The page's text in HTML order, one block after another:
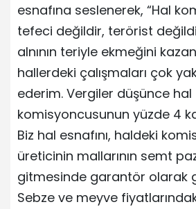
esnafına seslenerek, “Hal
tefeci değildir, terörist
alnının teriyle ekmeğini
hallerdeki çalışmaları çok
ederim. Vergiler düşünce hal
komisyoncusunun yüzde 4
Biz hal esnafını, haldeki
üreticinin mallarının semt
gitmesinde garantör olarak
Sebze ve meyve